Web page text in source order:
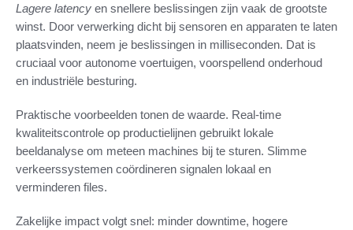
Lagere latency en snellere beslissingen zijn vaak de grootste
winst. Door verwerking dicht bij sensoren en apparaten te laten
plaatsvinden, neem je beslissingen in milliseconden. Dat is
cruciaal voor autonome voertuigen, voorspellend onderhoud
en industriële besturing.
Praktische voorbeelden tonen de waarde. Real-time
kwaliteitscontrole op productielijnen gebruikt lokale
beeldanalyse om meteen machines bij te sturen. Slimme
verkeerssystemen coördineren signalen lokaal en
verminderen files.
Zakelijke impact volgt snel: minder downtime, hogere